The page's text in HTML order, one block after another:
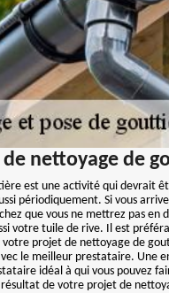
nettoyage de
est une activité qui devrait
périodiquement. Si vous
que vous ne mettrez pas en
votre tuile de rive. Il est
votre projet de nettoyage de
le meilleur prestataire. Une
idéal à qui vous pouvez
de votre projet de